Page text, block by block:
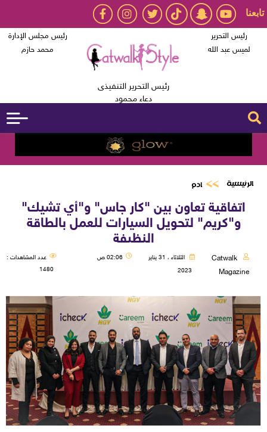
تابعنا
رئيس التحرير
لميس عبد الله
رئيس التحرير التنفيذى
دعاء محمود
رئيس مجلس الإدارة
محمد حازم
الرئيسية ادم
اتفاقية تعاون بين "كار جاس" و"أي تشيك"
و"كريم" لتحويل السيارات للعمل بالطاقة
النظيفة
Catwalk
Magazine
الثلاثاء ، 31 يناير
2023
02:06 ص
عدد المشاهدات :
1480